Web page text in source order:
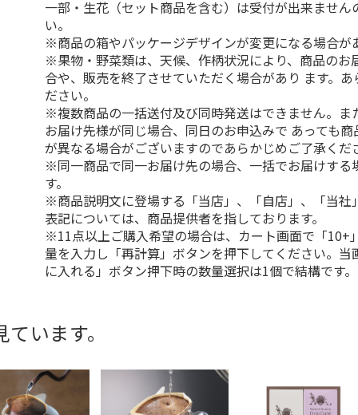
一部・生花（セット商品を含む）は受付が出来ません
い。
※商品の箱やパッケージデザインが変更になる場合が
※果物・野菜類は、天候、作柄状況により、商品のお
合や、販売を終了させていただく場合があり ます。
ださい。
※複数商品の一括送付及び同時発送はできません。ま
お届け先様が同じ場合、同日のお申込みで あっても
が異なる場合がございますのであらかじめご了承くだ
※同一商品で同一お届け先の場合、一括でお届けする
す。
※商品説明文に登場する「当店」、「自店」、「当社
表記については、商品提供者を指しております。
※11点以上ご購入希望の場合は、カート画面で「10+
量を入力し「再計算」ボタンを押下してください。当
に入れる」ボタン押下時の数量選択は1個で結構です。
います。